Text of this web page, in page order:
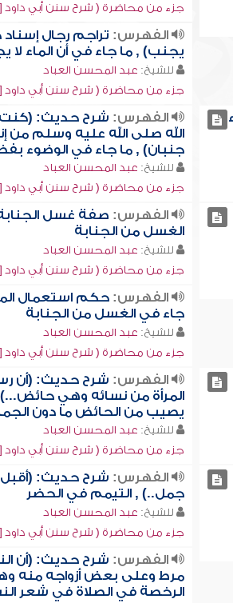
جزء من محاضرة ( شرح سنن أبي داود [016])
الفهرس: تراجم رجال إسناد
يجنب) , ما جاء في أن الماء لا
للشيخ: عبد المحسن العباد
جزء من محاضرة ( شرح سنن أبي داود [016])
الفهرس: شرح حديث: (كنت
الله صلى الله عليه وسلم من
جنبان) , ما جاء في الوضوء
للشيخ: عبد المحسن العباد
جزء من محاضرة ( شرح سنن أبي داود [017])
الفهرس: صفة غسل
الغسل من الجنابة
للشيخ: عبد المحسن العباد
جزء من محاضرة ( شرح سنن أبي داود [038])
الفهرس: حكم استعمال
جاء في الغسل من الجنابة
للشيخ: عبد المحسن العباد
جزء من محاضرة ( شرح سنن أبي داود [038])
الفهرس: شرح حديث: (أن
المرأة من نسائه وهي
يصيب من الحائض ما دون
للشيخ: عبد المحسن العباد
جزء من محاضرة ( شرح سنن أبي داود [041])
الفهرس: شرح حديث: (أقبل
جمل..) , التيمم في الحضر
للشيخ: عبد المحسن العباد
جزء من محاضرة ( شرح سنن أبي داود [051])
الفهرس: شرح حديث: (أن
مرط وعلى بعض أزواجه منه
الرخصة في الصلاة في شعر